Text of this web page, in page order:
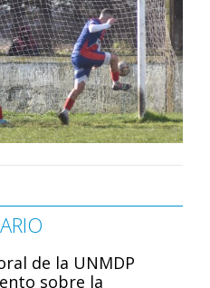
de la UNMDP
sobre la